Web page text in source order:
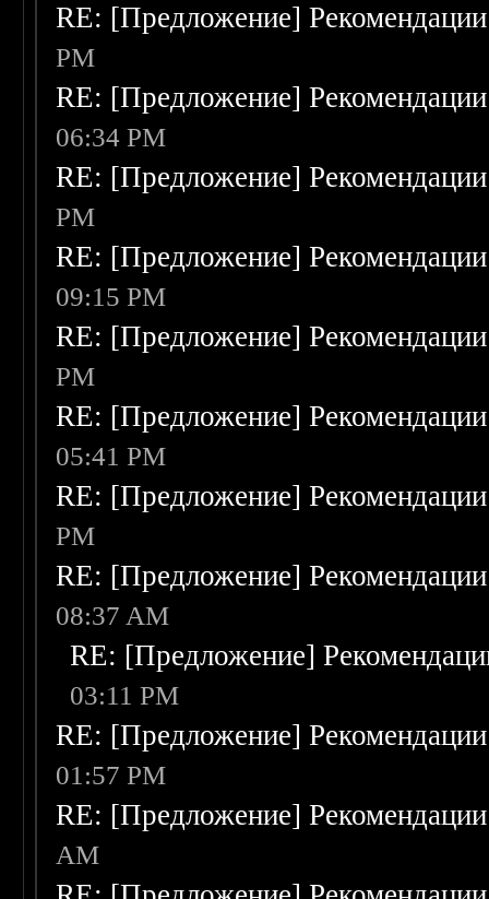
RE: [Предложение]
PM
RE: [Предложение]
06:34 PM
RE: [Предложение]
PM
RE: [Предложение]
09:15 PM
RE: [Предложение]
PM
RE: [Предложение]
05:41 PM
RE: [Предложение]
PM
RE: [Предложение]
08:37 AM
RE: [Предложение]
03:11 PM
RE: [Предложение]
01:57 PM
RE: [Предложение]
AM